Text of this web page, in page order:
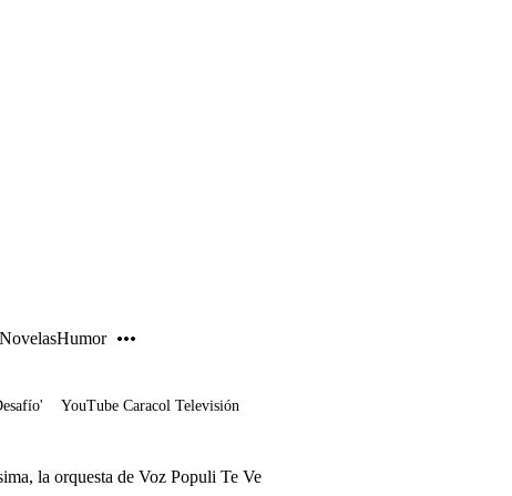
NovelasHumor
YouTube Caracol Televisión
la orquesta de Voz Populi Te Ve